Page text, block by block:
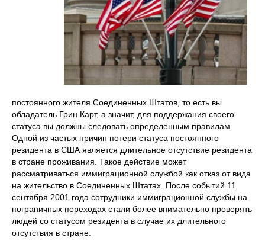
постоянного жителя Соединенных Штатов, то есть вы
обладатель Грин Карт, а значит, для поддержания своего
статуса вы должны следовать определенным правилам.
Одной из частых причин потери статуса постоянного
резидента в США является длительное отсутствие резидента
в стране проживания. Такое действие может
рассматриваться иммиграционной службой как отказ от вида
на жительство в Соединенных Штатах. После событий 11
сентября 2001 года сотрудники иммиграционной службы на
пограничных переходах стали более внимательно проверять
людей со статусом резидента в случае их длительного
отсутствия в стране.